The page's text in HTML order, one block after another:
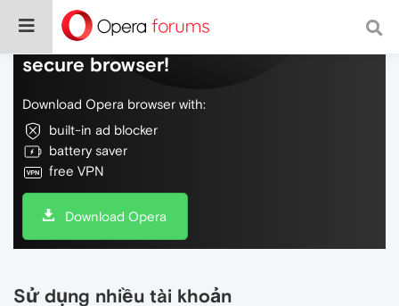
Do more on the web, with a fast and
secure browser!
Download Opera browser with:
built-in ad blocker
battery saver
free VPN
Download Opera
Sử dụng nhiều tài khoản